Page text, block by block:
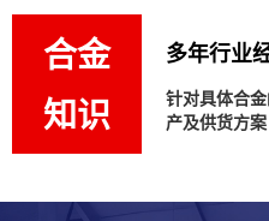
合金
知识
多年行业
针对具体合
产及供货方案
历经千锤百炼的
为能源、化工等核心工业
的结晶，通过引入关键元